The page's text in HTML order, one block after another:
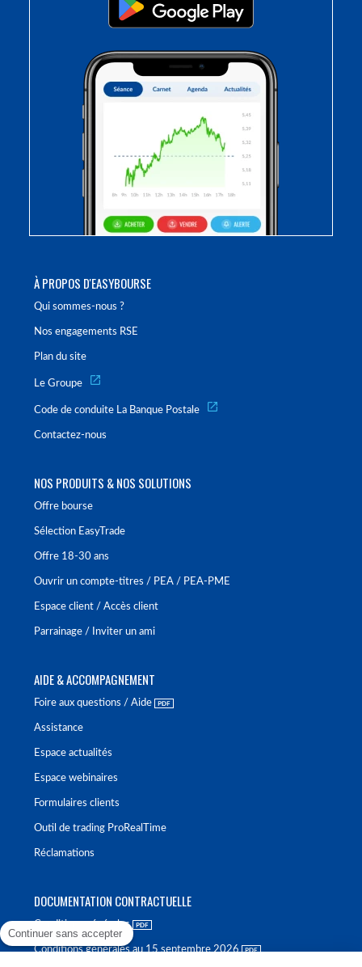
À PROPOS D'EASYBOURSE
Qui sommes-nous ?
Nos engagements RSE
Plan du site
Le Groupe
Code de conduite La Banque Postale
Contactez-nous
NOS PRODUITS & NOS SOLUTIONS
Offre bourse
Sélection EasyTrade
Offre 18-30 ans
Ouvrir un compte-titres / PEA / PEA-PME
Espace client / Accès client
Parrainage / Inviter un ami
AIDE & ACCOMPAGNEMENT
Foire aux questions / Aide
Assistance
Espace actualités
Espace webinaires
Formulaires clients
Outil de trading ProRealTime
Réclamations
DOCUMENTATION CONTRACTUELLE
Conditions générales
Conditions générales au 15 septembre 2026
Continuer sans accepter